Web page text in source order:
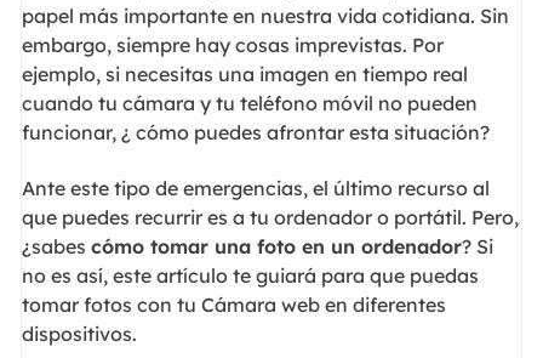
papel más importante en nuestra vida cotidiana. Sin
embargo, siempre hay cosas imprevistas. Por
ejemplo, si necesitas una imagen en tiempo real
cuando tu cámara y tu teléfono móvil no pueden
funcionar, ¿ cómo puedes afrontar esta situación?
Ante este tipo de emergencias, el último recurso al
que puedes recurrir es a tu ordenador o portátil. Pero,
¿sabes cómo tomar una foto en un ordenador? Si
no es así, este artículo te guiará para que puedas
tomar fotos con tu Cámara web en diferentes
dispositivos.